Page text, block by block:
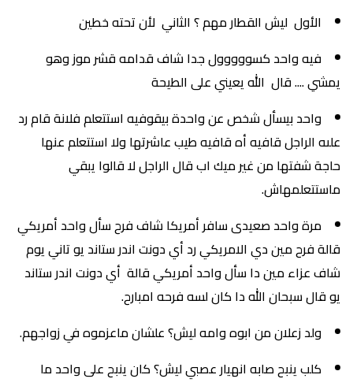
الأول ليش القطار مهم ؟ الثاني لأن تحته خطين
فيه واحد كسووووول جدا شاف قدامه قشر موز وهو
يمشي .... قال الله يعيني على الطيحة
واحد بيسأل شخص عن واحدة بيقوفيه استتعلم فلانة قام رد
علىه الراجل قافيه أه قافيه طيب عاشرتها ولا استتعلم عنها
حاجة شفتها من غير ميك اب قال الراجل لا قالوا يبقي
ماستتعلمهاش.
مرة واحد صعيدى سافر أمريكا شاف فرح سأل واحد أمريكي
قالة فرح مين دي الامريكي رد أي دونت اندر ستاند يو تاني يوم
شاف عزاء مين دا سأل واحد أمريكي قالة أي دونت اندر ستاند
يو قال سبحان الله دا كان لسه فرحه امبارح.
ولد زعلان من ابوه وامه ليش؟ علشان ماعزموه في زواجهم.
كلب ينبح صابه انهيار عصبي ليش؟ كان ينبح على واحد ما